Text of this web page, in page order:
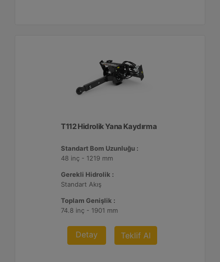
T112 Hidrolik Yana Kaydırma
Standart Bom Uzunluğu :
48 inç - 1219 mm
Gerekli Hidrolik :
Standart Akış
Toplam Genişlik :
74.8 inç - 1901 mm
Detay Teklif Al